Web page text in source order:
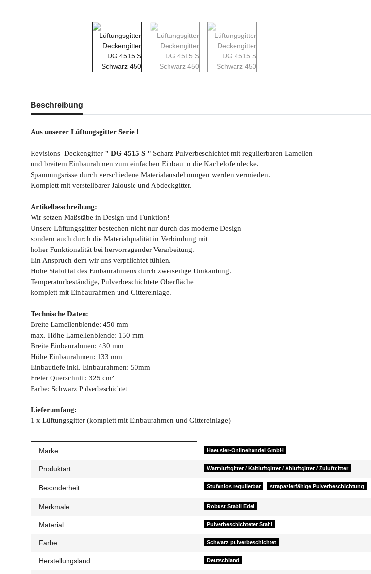
Beschreibung
Aus unserer Lüftungsgitter Serie !
Revisions–Deckengitter " DG 4515 S " Scharz Pulverbeschichtet mit regulierbaren Lamellen
und breitem Einbaurahmen zum einfachen Einbau in die Kachelofendecke.
Spannungsrisse durch verschiedene Materialausdehnungen werden vermieden.
Komplett mit verstellbarer Jalousie und Abdeckgitter.
Artikelbeschreibung:
Wir setzen Maßstäbe in Design und Funktion!
Unsere Lüftungsgitter bestechen nicht nur durch das moderne Design
sondern auch durch die Materialqualität in Verbindung mit
hoher Funktionalität bei hervorragender Verarbeitung.
Ein Anspruch dem wir uns verpflichtet fühlen.
Hohe Stabilität des Einbaurahmens durch zweiseitige Umkantung.
Temperaturbeständige, Pulverbeschichtete Oberfläche
komplett mit Einbaurahmen und Gittereinlage.
Technische Daten:
Breite Lamellenblende: 450 mm
max. Höhe Lamellenblende: 150 mm
Breite Einbaurahmen: 430 mm
Höhe Einbaurahmen: 133 mm
Einbautiefe inkl. Einbaurahmen: 50mm
Freier Querschnitt: 325 cm²
Farbe: Schwarz Pulverbeschichtet
Lieferumfang:
1 x Lüftungsgitter (komplett mit Einbaurahmen und Gittereinlage)
Produkteigenschaft
Wert
Marke: Haeusler-Onlinehandel GmbH
Produktart: Warmluftgitter / Kaltluftgitter / Abluftgitter / Zuluftgitter
Besonderheit: Stufenlos regulierbar strapazierfähige Pulverbeschichtung
Merkmale: Robust Stabil Edel
Material: Pulverbeschichteter Stahl
Farbe: Schwarz pulverbeschichtet
Herstellungsland: Deutschland